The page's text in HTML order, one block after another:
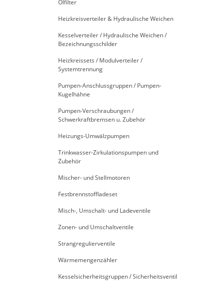
Ölfilter
Heizkreisverteiler & Hydraulische Weichen
Kesselverteiler / Hydraulische Weichen /
Bezeichnungsschilder
Heizkreissets / Modulverteiler /
Systemtrennung
Pumpen-Anschlussgruppen / Pumpen-
Kugelhähne
Pumpen-Verschraubungen /
Schwerkraftbremsen u. Zubehör
Heizungs-Umwälzpumpen
Trinkwasser-Zirkulationspumpen und
Zubehör
Mischer- und Stellmotoren
Festbrennstoffladeset
Misch-, Umschalt- und Ladeventile
Zonen- und Umschaltventile
Strangregulierventile
Wärmemengenzähler
Kesselsicherheitsgruppen / Sicherheitsventil